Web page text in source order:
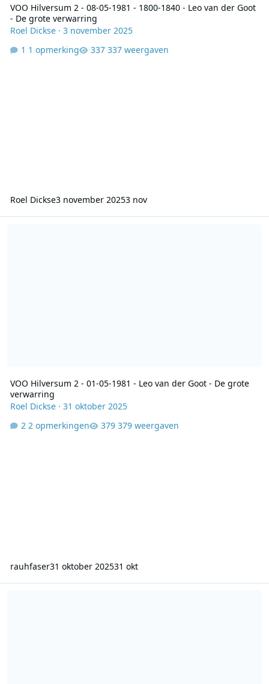
VOO Hilversum 2 - 08-05-1981 - 1800-1840 - Leo van der Goot
- De grote verwarring
Roel Dickse· 3 november 2025
1 opmerking
337 weergaven
Roel Dickse3 november 20253 nov
VOO Hilversum 2 - 01-05-1981 - Leo van der Goot - De grote
verwarring
Roel Dickse· 31 oktober 2025
2 opmerkingen
379 weergaven
rauhfaser31 oktober 202531 okt